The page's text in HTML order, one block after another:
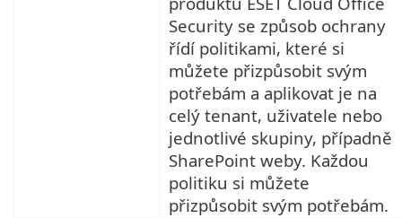
Security se způsob ochrany
řídí politikami, které si
můžete přizpůsobit svým
potřebám a aplikovat je na
celý tenant, uživatele nebo
jednotlivé skupiny, případně
SharePoint weby. Každou
politiku si můžete
přizpůsobit svým potřebám.